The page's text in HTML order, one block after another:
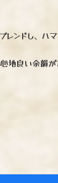
ンドし、ハ
地良い余韻が